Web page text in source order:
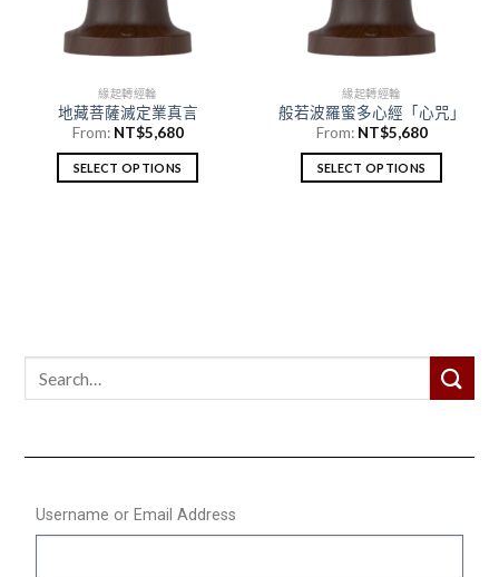
緣起轉經輪
地藏菩薩滅定業真言
From: NT$5,680
SELECT OPTIONS
緣起轉經輪
般若波羅蜜多心經「心咒」
From: NT$5,680
SELECT OPTIONS
Username or Email Address